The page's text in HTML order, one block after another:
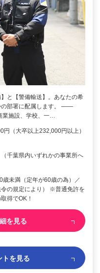
と【警備輸送】。あなたの希
の部署に配属します。 ――
施設、学校、一…
（大卒以上232,000円以上）
千葉県内いずれかの事業所へ
未満（定年が60歳の為）／
の規定により） ※普通免許を
得でOK！
を見る
トを見る